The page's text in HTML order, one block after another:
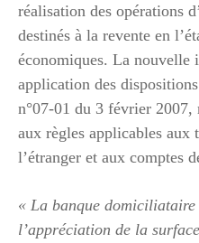
réalisation des opérations
destinés à la revente en
économiques. La nouvelle
application des
n°07-01 du 3 février
aux règles applicables aux
l’étranger et aux comptes
« La banque
l’appréciation de la